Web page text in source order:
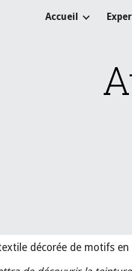
Skip to
Accueil
décorée de motifs